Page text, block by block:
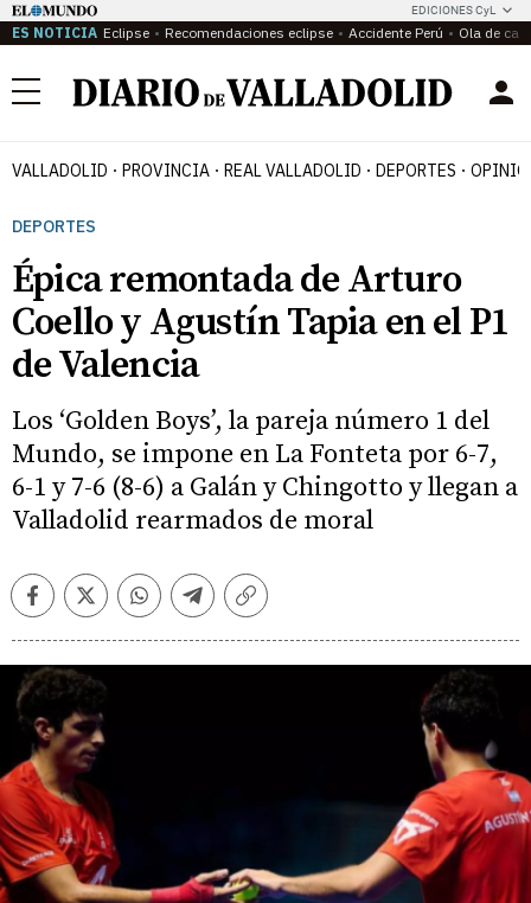
EDICIONES CyL
ES NOTICIA Eclipse Recomendaciones eclipse Accidente Perú Ola de
Menú
VALLADOLID PROVINCIA REAL VALLADOLID DEPORTES
DEPORTES
Épica remontada de Arturo
Coello y Agustín Tapia en el P1
de Valencia
Los ‘Golden Boys’, la pareja número 1 del
Mundo, se impone en La Fonteta por 6-7,
6-1 y 7-6 (8-6) a Galán y Chingotto y llegan a
Valladolid rearmados de moral
FacebookTwitterWhatsappTelegramCopiar